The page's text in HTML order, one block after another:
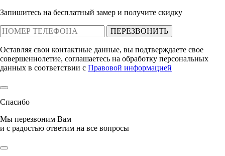
Запишитесь на бесплатный замер и получите скидку
ПЕРЕЗВОНИТЬ
Оставляя свои контактные данные, вы подтверждаете свое
совершеннолетие, соглашаетесь на обработку персональных
данных в соответствии с Правовой информацией
Спасибо
Мы перезвоним Вам
и с радостью ответим на все вопросы